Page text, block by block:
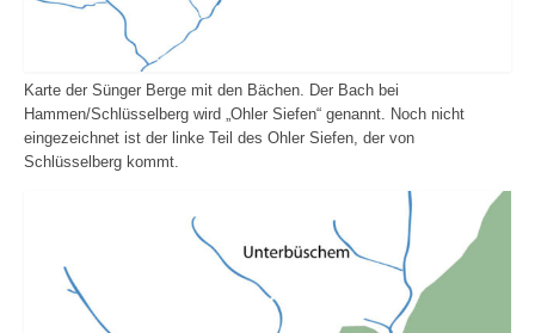
Karte der Sünger Berge mit den Bächen. Der Bach bei
Hammen/Schlüsselberg wird „Ohler Siefen“ genannt. Noch nicht
eingezeichnet ist der linke Teil des Ohler Siefen, der von
Schlüsselberg kommt.